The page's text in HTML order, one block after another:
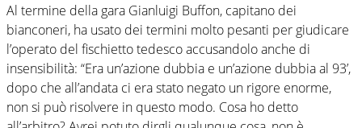
Al termine della gara Gianluigi Buffon, capitano dei
bianconeri, ha usato dei termini molto pesanti per giudicare
l’operato del fischietto tedesco accusandolo anche di
insensibilità: “Era un’azione dubbia e un’azione dubbia al 93’,
dopo che all’andata ci era stato negato un rigore enorme,
non si può risolvere in questo modo. Cosa ho detto